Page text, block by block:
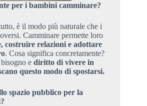
per i bambini camminare?
è il modo più naturale che i
Camminare permette loro
costruire relazioni e adottare
. Cosa significa concretamente?
e diritto di vivere in
questo modo di spostarsi.
spazio pubblico per la